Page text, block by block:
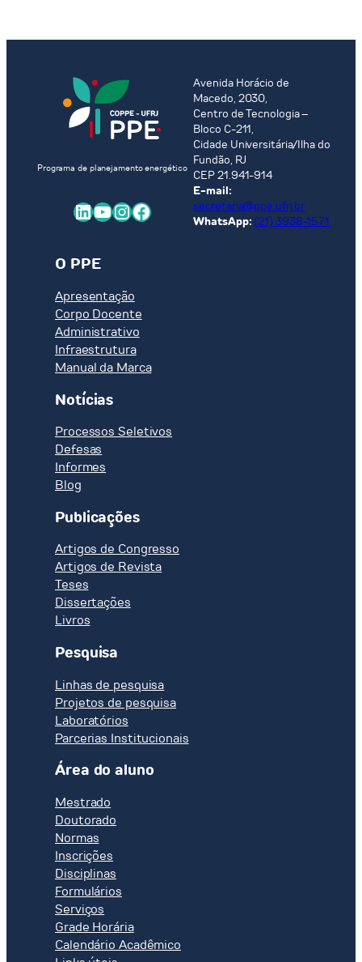
Programa de planejamento energético
LinkedIn Youtube InstagramFacebook
Avenida Horácio de
Macedo, 2030,
Centro de Tecnologia –
Bloco C-211,
Cidade Universitária/Ilha do
Fundão, RJ
CEP 21.941-914
E-mail:
secretaria@ppe.ufrj.br
WhatsApp: (21) 3938-1571
O PPE
Apresentação
Corpo Docente
Administrativo
Infraestrutura
Manual da Marca
Notícias
Processos Seletivos
Defesas
Informes
Blog
Publicações
Artigos de Congresso
Artigos de Revista
Teses
Dissertações
Livros
Pesquisa
Linhas de pesquisa
Projetos de pesquisa
Laboratórios
Parcerias Institucionais
Área do aluno
Mestrado
Doutorado
Normas
Inscrições
Disciplinas
Formulários
Serviços
Grade Horária
Calendário Acadêmico